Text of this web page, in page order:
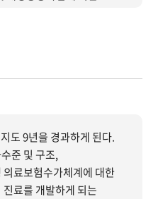
로 재정이전을 강화하는
재정이전에 있어서는
도 9년을 경과하게 된다.
준 및 구조,
료보험수가체계에 대한
료를 개발하게 되는